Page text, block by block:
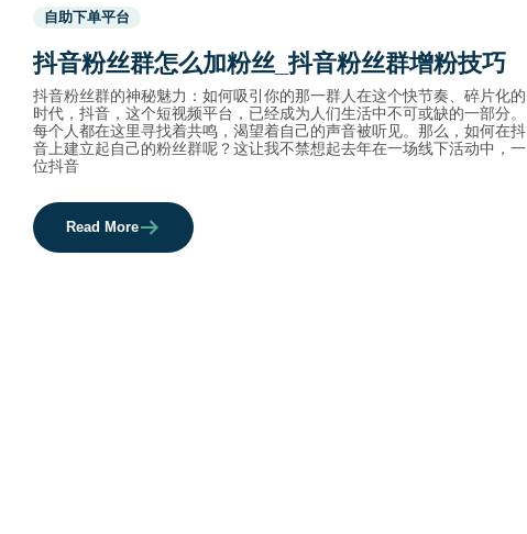
Used
before
category
names.
自助下单平台
抖音粉丝群怎么加粉丝_抖音粉丝群增粉技巧
抖音粉丝群的神秘魅力：如何吸引你的那一群人在这个快节奏、碎片化的
时代，抖音，这个短视频平台，已经成为人们生活中不可或缺的一部分。
每个人都在这里寻找着共鸣，渴望着自己的声音被听见。那么，如何在抖
音上建立起自己的粉丝群呢？这让我不禁想起去年在一场线下活动中，一
位抖音
Read More